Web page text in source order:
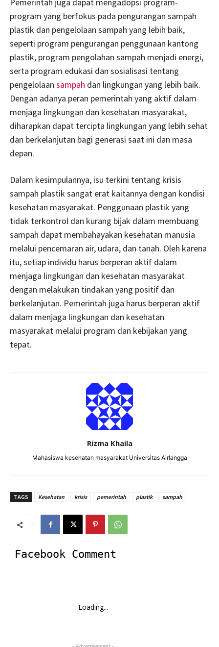
Pemerintah juga dapat mengadopsi program-
program yang berfokus pada pengurangan sampah
plastik dan pengelolaan sampah yang lebih baik,
seperti program pengurangan penggunaan kantong
plastik, program pengolahan sampah menjadi energi,
serta program edukasi dan sosialisasi tentang
pengelolaan sampah dan lingkungan yang lebih baik.
Dengan adanya peran pemerintah yang aktif dalam
menjaga lingkungan dan kesehatan masyarakat,
diharapkan dapat tercipta lingkungan yang lebih sehat
dan berkelanjutan bagi generasi saat ini dan masa
depan.
Dalam kesimpulannya, isu terkini tentang krisis
sampah plastik sangat erat kaitannya dengan kondisi
kesehatan masyarakat. Penggunaan plastik yang
tidak terkontrol dan kurang bijak dalam membuang
sampah dapat membahayakan kesehatan manusia
melalui pencemaran air, udara, dan tanah. Oleh karena
itu, setiap individu harus berperan aktif dalam
menjaga lingkungan dan kesehatan masyarakat
dengan melakukan tindakan yang positif dan
berkelanjutan. Pemerintah juga harus berperan aktif
dalam menjaga lingkungan dan kesehatan
masyarakat melalui program dan kebijakan yang
tepat.
Rizma Khaila
Mahasiswa kesehatan masyarakat Universitas Airlangga
TAGS Kesehatan krisis pemerintah plastik sampah
Facebook Comment
Loading...